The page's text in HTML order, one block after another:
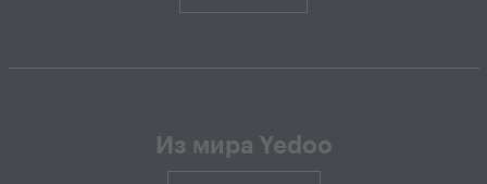
Из мира Yedoo